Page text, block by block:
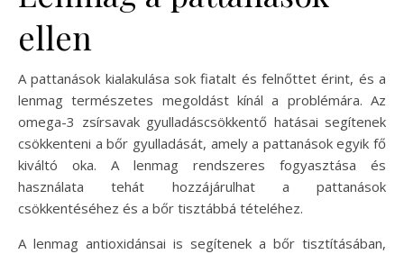
ellen
A pattanások kialakulása sok fiatalt és felnőttet érint, és a
lenmag természetes megoldást kínál a problémára. Az
omega-3 zsírsavak gyulladáscsökkentő hatásai segítenek
csökkenteni a bőr gyulladását, amely a pattanások egyik fő
kiváltó oka. A lenmag rendszeres fogyasztása és
használata tehát hozzájárulhat a pattanások
csökkentéséhez és a bőr tisztábbá tételéhez.
A lenmag antioxidánsai is segítenek a bőr tisztításában,